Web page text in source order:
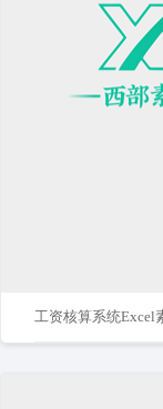
工资核算系统Excel